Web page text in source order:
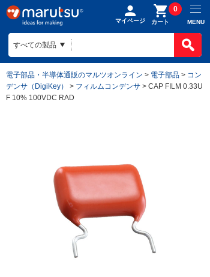
マイページ カート
0
MENU
電子部品・半導体通販のマルツオンライン > 電子部品 > コン
デンサ（DigiKey）
> フィルムコンデンサ > CAP FILM 0.33U
F 10% 100VDC RAD